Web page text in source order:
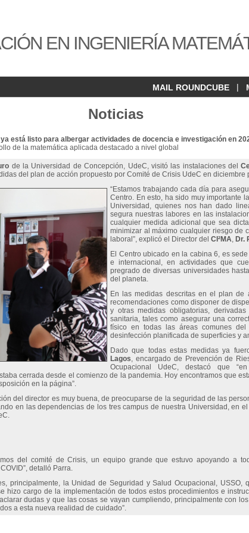
EN INGENIERÍA
MAIL ROUNDCUBE |
Noticias
está listo para albergar actividades de docencia e investigación en
de la matemática aplicada destacado a nivel global
de la Universidad de Concepción, UdeC, visitó las instalaciones del
del plan de acción propuesto por Comité de Crisis UdeC en
“Estamos trabajando cada día para
Centro. En esto, ha sido muy importante
Universidad, quienes nos han dado
segura nuestras labores en las
cualquier medida adicional que sea
minimizar al máximo cualquier riesgo de
laboral”, explicó el Director del CI²MA, Dr.
El Centro ubicado en la cabina 6, es
e internacional, en actividades que
pregrado de diversas universidades
del planeta.
En las medidas descritas en el plan
recomendaciones como disponer de
y otras medidas obligatorias,
sanitaria, tales como asegurar una
físico en todas las áreas comunes
desinfección planificada de superficies y
Dado que todas estas medidas ya
Lagos, encargado de Prevención de
Ocupacional UdeC, destacó que
cerrada desde el comienzo de la pandemia. Hoy encontramos que
en la página”.
del director es muy buena, de preocuparse de la seguridad de las
en las dependencias de los tres campus de nuestra Universidad, en
del comité de Crisis, un equipo grande que estuvo apoyando a
detalló Parra.
principalmente, la Unidad de Seguridad y Salud Ocupacional,
hizo cargo de la implementación de todos estos procedimientos e
dudas y que las cosas se vayan cumpliendo, principalmente con
a esta nueva realidad de cuidado”.